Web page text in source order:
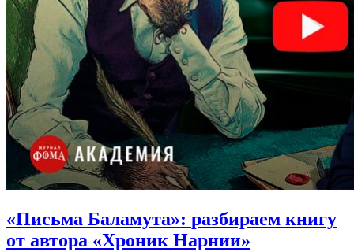
«Письма Баламута»: разбираем книгу
от автора «Хроник Нарнии»